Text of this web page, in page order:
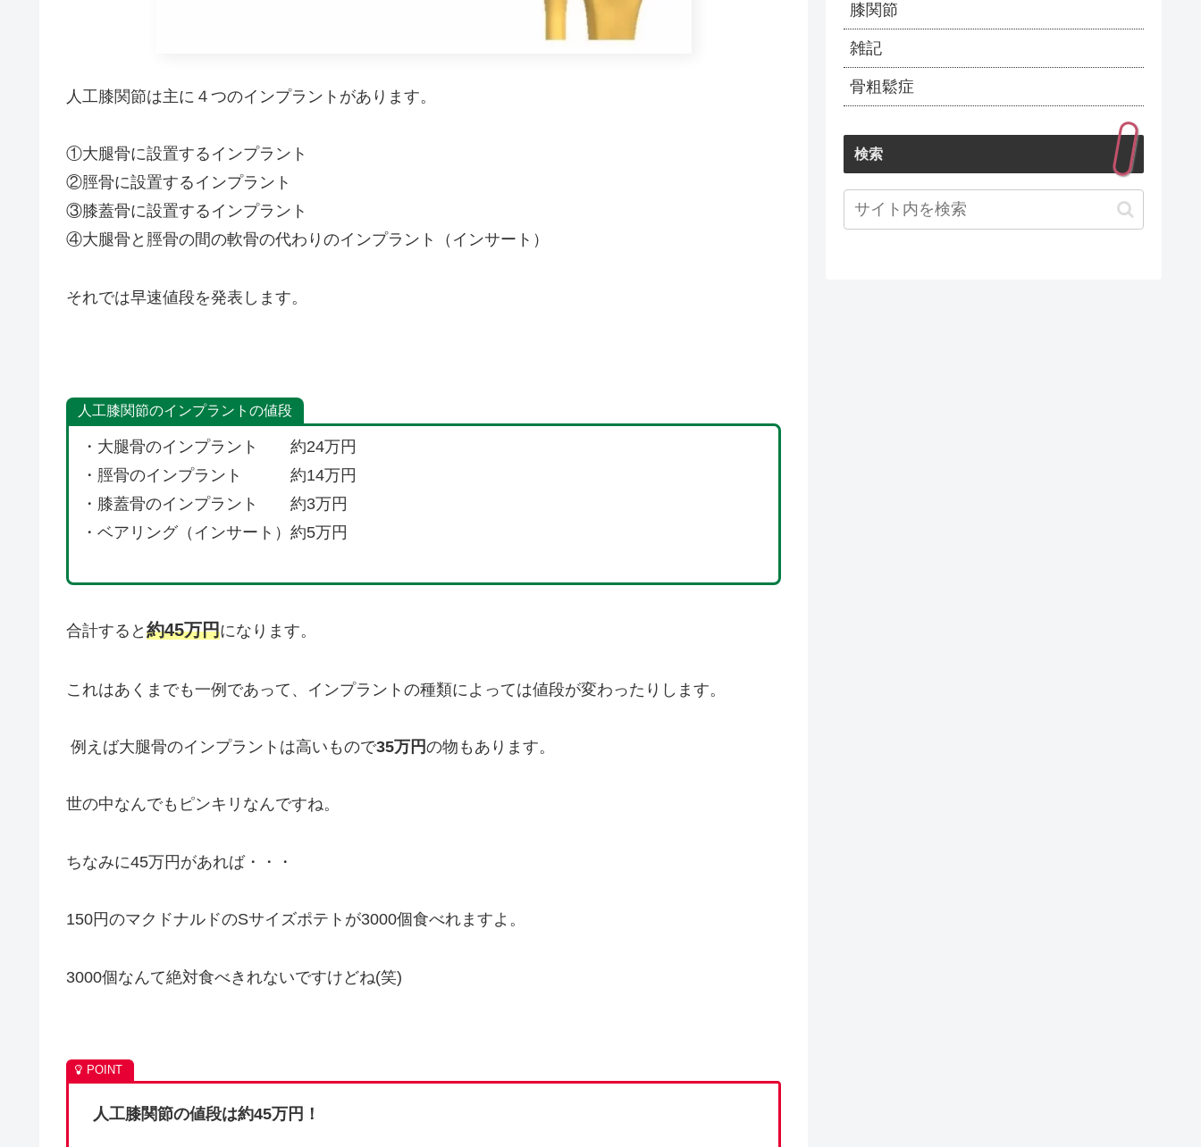
人工膝関節は主に４つのインプラントがあります。
①大腿骨に設置するインプラント
②脛骨に設置するインプラント
③膝蓋骨に設置するインプラント
④大腿骨と脛骨の間の軟骨の代わりのインプラント（インサート）
それでは早速値段を発表します。
人工膝関節のインプラントの値段
・大腿骨のインプラント 約24万円
・脛骨のインプラント 約14万円
・膝蓋骨のインプラント 約3万円
・ベアリング（インサート）約5万円
合計すると 約45万円になります。
これはあくまでも一例であって、インプラントの種類によっては値段が変わったりします。
例えば大腿骨のインプラントは高いもので35万円の物もあります。
世の中なんでもピンキリなんですね。
ちなみに45万円があれば・・・
150円のマクドナルドのSサイズポテトが3000個食べれますよ。
3000個なんて絶対食べきれないですけどね(笑)
人工膝関節の値段は約45万円！
膝関節
雑記
骨粗鬆症
検索